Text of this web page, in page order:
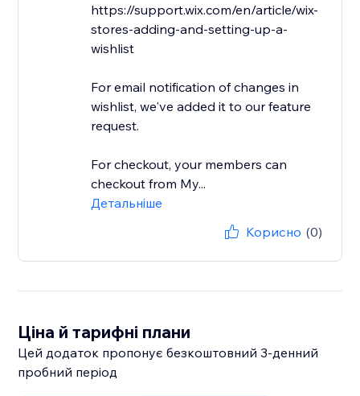
https://support.wix.com/en/article/wix-
stores-adding-and-setting-up-a-
wishlist
For email notification of changes in
wishlist, we've added it to our feature
request.
For checkout, your members can
checkout from My...
Детальніше
Корисно (0)
Ціна й тарифні плани
Цей додаток пропонує безкоштовний 3‑денний
пробний період